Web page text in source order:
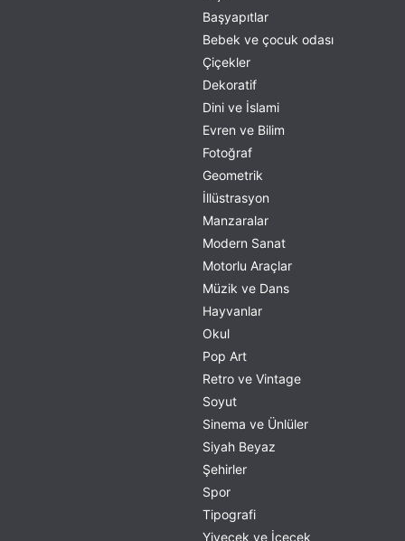
Başyapıtlar
Bebek ve çocuk odası
Çiçekler
Dekoratif
Dini ve İslami
Evren ve Bilim
Fotoğraf
Geometrik
İllüstrasyon
Manzaralar
Modern Sanat
Motorlu Araçlar
Müzik ve Dans
Hayvanlar
Okul
Pop Art
Retro ve Vintage
Soyut
Sinema ve Ünlüler
Siyah Beyaz
Şehirler
Spor
Tipografi
Yiyecek ve İçecek